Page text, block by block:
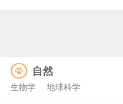
自然
生物学 地球科学